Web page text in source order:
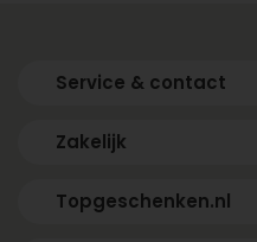
Service & contact
Zakelijk
Topgeschenken.nl